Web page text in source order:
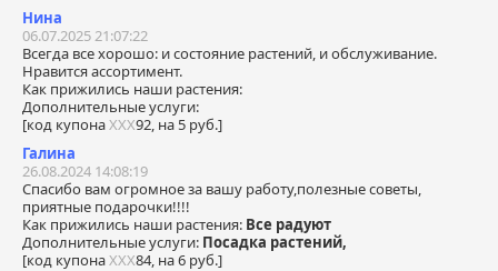
Нина
06.07.2025 21:07:22
Всегда все хорошо: и состояние растений, и обслуживание.
Нравится ассортимент.
Как прижились наши растения:
Дополнительные услуги:
[код купонаХХХ92, на 5 руб.]
Галина
26.08.2024 14:08:19
Спасибо вам огромное за вашу работу,полезные советы,
приятные подарочки!!!!
Как прижились наши растения: Все радуют
Дополнительные услуги: Посадка растений,
[код купонаХХХ84, на 6 руб.]